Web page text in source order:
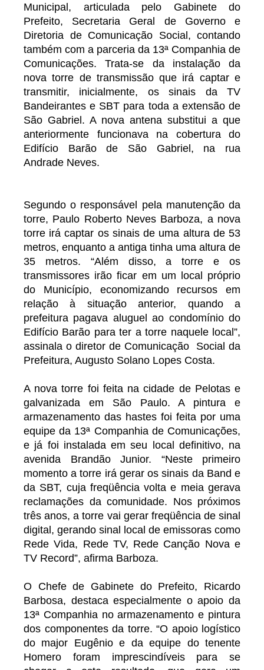
Municipal, articulada pelo Gabinete do
Prefeito, Secretaria Geral de Governo e
Diretoria de Comunicação Social, contando
também com a parceria da 13ª Companhia de
Comunicações. Trata-se da instalação da
nova torre de transmissão que irá captar e
transmitir, inicialmente, os sinais da TV
Bandeirantes e SBT para toda a extensão de
São Gabriel. A nova antena substitui a que
anteriormente funcionava na cobertura do
Edifício Barão de São Gabriel, na rua
Andrade Neves.
Segundo o responsável pela manutenção da
torre, Paulo Roberto Neves Barboza, a nova
torre irá captar os sinais de uma altura de 53
metros, enquanto a antiga tinha uma altura de
35 metros. “Além disso, a torre e os
transmissores irão ficar em um local próprio
do Município, economizando recursos em
relação à situação anterior, quando a
prefeitura pagava aluguel ao condomínio do
Edifício Barão para ter a torre naquele local”,
assinala o diretor de Comunicação Social da
Prefeitura, Augusto Solano Lopes Costa.
A nova torre foi feita na cidade de Pelotas e
galvanizada em São Paulo. A pintura e
armazenamento das hastes foi feita por uma
equipe da 13ª Companhia de Comunicações,
e já foi instalada em seu local definitivo, na
avenida Brandão Junior. “Neste primeiro
momento a torre irá gerar os sinais da Band e
da SBT, cuja freqüência volta e meia gerava
reclamações da comunidade. Nos próximos
três anos, a torre vai gerar freqüência de sinal
digital, gerando sinal local de emissoras como
Rede Vida, Rede TV, Rede Canção Nova e
TV Record”, afirma Barboza.
O Chefe de Gabinete do Prefeito, Ricardo
Barbosa, destaca especialmente o apoio da
13ª Companhia no armazenamento e pintura
dos componentes da torre. “O apoio logístico
do major Eugênio e da equipe do tenente
Homero foram imprescindíveis para se